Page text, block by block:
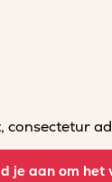
je aan om het